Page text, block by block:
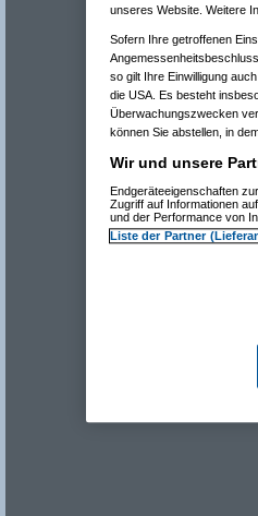
unseres Website. Weitere
Sofern Ihre getroffenen
so gilt Ihre Einwilligung
die USA. Es besteht
Überwachungszwecken
können Sie abstellen, in
Wir und unsere
Endgeräteeigenschaften
Zugriff auf Informationen
und der Performance von
Liste der Partner